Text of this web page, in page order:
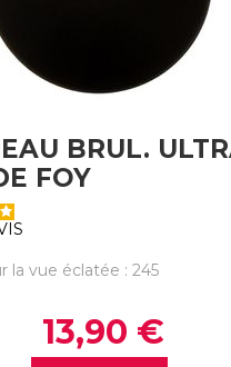
BRUL.
FOY
la vue éclatée : 245
13,90 €